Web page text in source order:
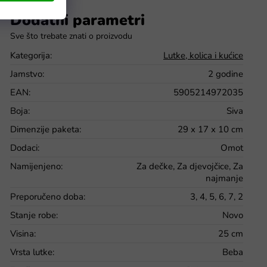
Dodatni parametri
Kategorija:
Lutke, kolica i kućice
Jamstvo:
2 godine
EAN:
5905214972035
Boja:
Siva
Dimenzije paketa:
29 x 17 x 10 cm
Dodaci:
Omot
Namijenjeno:
Za dečke, Za djevojčice, Za
najmanje
Preporučeno doba:
3, 4, 5, 6, 7, 2
Stanje robe:
Novo
Visina:
25 cm
Vrsta lutke:
Beba